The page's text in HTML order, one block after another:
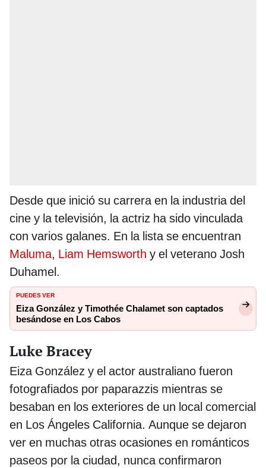
Desde que inició su carrera en la industria del
cine y la televisión, la actriz ha sido vinculada
con varios galanes. En la lista se encuentran
Maluma, Liam Hemsworth y el veterano Josh
Duhamel.
PUEDES VER
Eiza González y Timothée Chalamet son captados
besándose en Los Cabos
Luke Bracey
Eiza González y el actor australiano fueron
fotografiados por paparazzis mientras se
besaban en los exteriores de un local comercial
en Los Ángeles California. Aunque se dejaron
ver en muchas otras ocasiones en románticos
paseos por la ciudad, nunca confirmaron